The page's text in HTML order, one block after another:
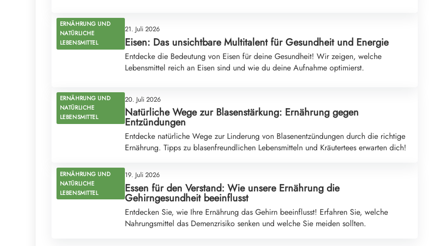
ERNÄHRUNG UND
NATÜRLICHE
LEBENSMITTEL
21. Juli 2026
Eisen: Das unsichtbare Multitalent für Gesundheit und Energie
Entdecke die Bedeutung von Eisen für deine Gesundheit! Wir zeigen, welche
Lebensmittel reich an Eisen sind und wie du deine Aufnahme optimierst.
ERNÄHRUNG UND
NATÜRLICHE
LEBENSMITTEL
20. Juli 2026
Natürliche Wege zur Blasenstärkung: Ernährung gegen
Entzündungen
Entdecke natürliche Wege zur Linderung von Blasenentzündungen durch die richtige
Ernährung. Tipps zu blasenfreundlichen Lebensmitteln und Kräutertees erwarten dich!
ERNÄHRUNG UND
NATÜRLICHE
LEBENSMITTEL
19. Juli 2026
Essen für den Verstand: Wie unsere Ernährung die
Gehirngesundheit beeinflusst
Entdecken Sie, wie Ihre Ernährung das Gehirn beeinflusst! Erfahren Sie, welche
Nahrungsmittel das Demenzrisiko senken und welche Sie meiden sollten.
Entzündungen im Verborgenen: Wie die richtige
14. Juli 2026
Frühstücksgeheimnisse: So hältst du deinen